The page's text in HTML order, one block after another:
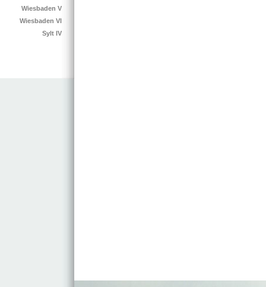
Wiesbaden V
Wiesbaden VI
Sylt IV